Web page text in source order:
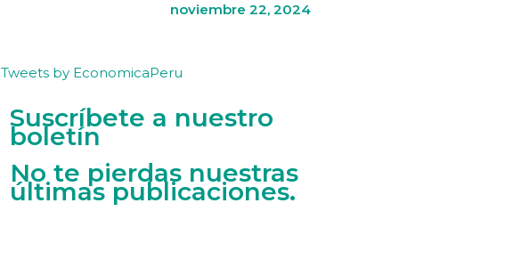
noviembre 22, 2024
Tweets by EconomicaPeru
Suscríbete a nuestro
boletín
No te pierdas nuestras
últimas publicaciones.